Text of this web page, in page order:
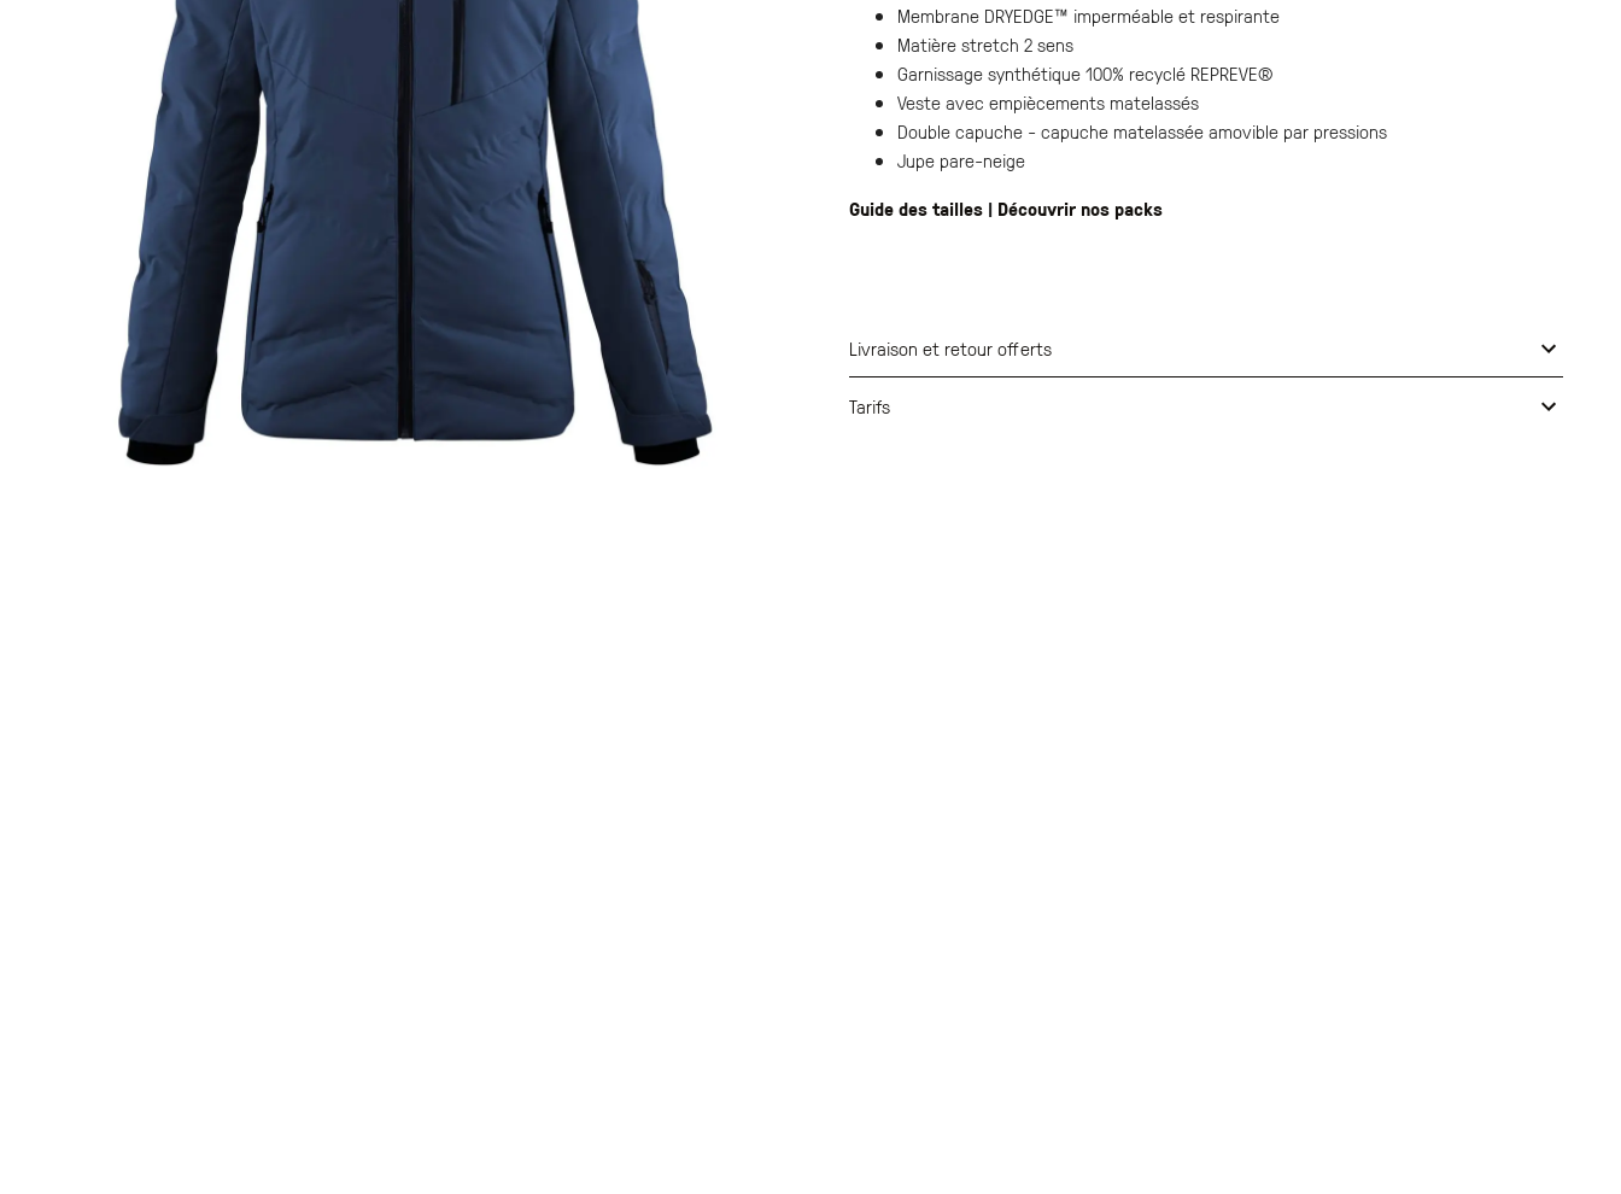
Membrane DRYEDGE™ imperméable et respirante
Matière stretch 2 sens
Garnissage synthétique 100% recyclé REPREVE®
Veste avec empiècements matelassés
Double capuche - capuche matelassée amovible par pressions
Jupe pare-neige
Guide des tailles | Découvrir nos packs
Livraison et retour offerts
Tarifs